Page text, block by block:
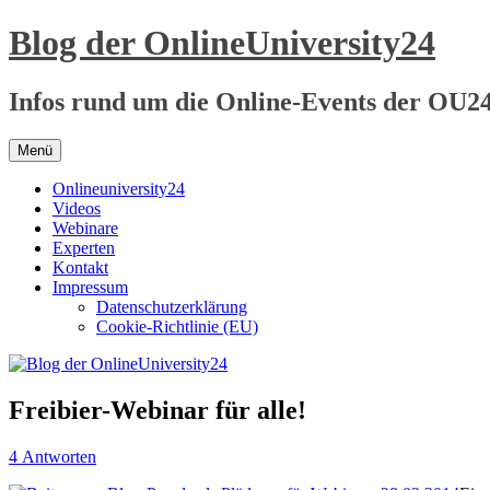
Zum
Inhalt
Blog der OnlineUniversity24
Infos rund um die Online-Events der
Menü
Onlineuniversity24
Videos
Webinare
Experten
Kontakt
Impressum
Datenschutzerklärung
Cookie-Richtlinie (EU)
Freibier-Webinar für alle!
4 Antworten